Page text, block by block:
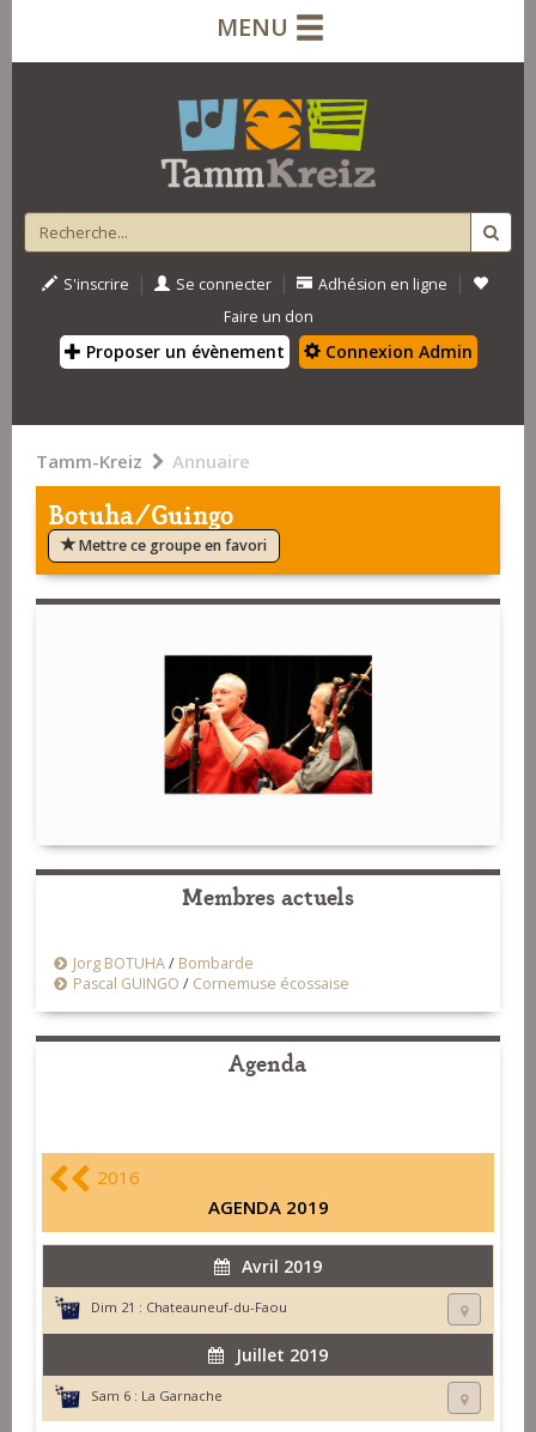
MENU
S'inscrire | Se connecter | Adhésion en ligne |
Faire un don
Proposer un évènement Connexion Admin
Tamm-Kreiz Annuaire
Botuha/Guingo
Mettre ce groupe en favori
Membres actuels
Jorg BOTUHA/ Bombarde
Pascal GUINGO / Cornemuse écossaise
Agenda
2016
AGENDA 2019
Avril 2019
Dim 21 : Chateauneuf-du-Faou
Juillet 2019
Sam 6 : La Garnache